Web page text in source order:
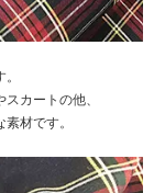
カートの他、
材です。